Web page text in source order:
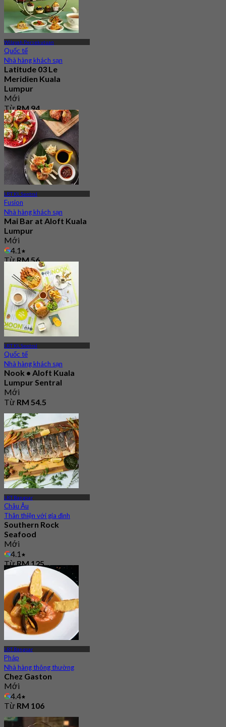
Wilayah Persekutuan
Quốc tế
Nhà hàng khách sạn
Latitude 03 Le
Meridien Kuala
Lumpur
Mới
TừRM 94
LRT KL Sentral
Fusion
Nhà hàng khách sạn
Mai Bar at Aloft Kuala
Lumpur
Mới
4.1
TừRM 56
LRT KL Sentral
Quốc tế
Nhà hàng khách sạn
Nook • Aloft Kuala
Lumpur Sentral
Mới
Từ RM 54.5
LRT Bangsar
Châu Âu
Thân thiện với gia đình
Southern Rock
Seafood
Mới
4.1
TừRM 125
LRT Bangsar
Pháp
Nhà hàng thông thường
Chez Gaston
Mới
4.4
Từ RM 106